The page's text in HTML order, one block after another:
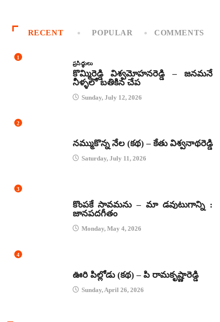
RECENT POPULAR COMMENTS
1
ప్రసిద్ధులు
కొమ్మిరెడ్డి విశ్వమోహనరెడ్డి – జనమనే
నీళ్ళలో బతికిన చేప
Sunday, July 12, 2026
2
నమ్ముకొన్న నేల (కథ) – కేతు విశ్వనాథరెడ్డి
Saturday, July 11, 2026
3
కొంపకే సావమను – మా డవుటుగాన్ని :
జానపదగీతం
Monday, May 4, 2026
4
ఊరి పిల్లోడు (కథ) – పి రామకృష్ణారెడ్డి
Sunday, April 26, 2026